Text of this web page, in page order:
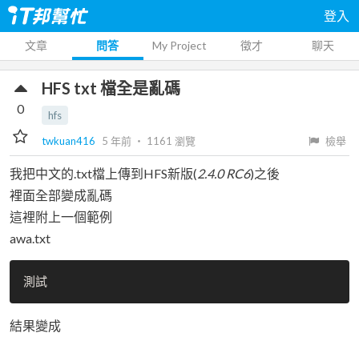
登入
文章 問答 My Project 徵才 聊天
HFS txt 檔全是亂碼
hfs
twkuan416
5 年前 ‧ 1161 瀏覽 檢舉
0
我把中文的.txt檔上傳到HFS新版(2.4.0 RC6)之後
裡面全部變成亂碼
這裡附上一個範例
awa.txt
測試
結果變成